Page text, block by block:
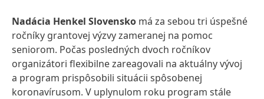
Nadácia Henkel Slovensko má za sebou tri úspešné
ročníky grantovej výzvy zameranej na pomoc
seniorom. Počas posledných dvoch ročníkov
organizátori flexibilne zareagovali na aktuálny vývoj
a program prispôsobili situácii spôsobenej
koronavírusom. V uplynulom roku program stále